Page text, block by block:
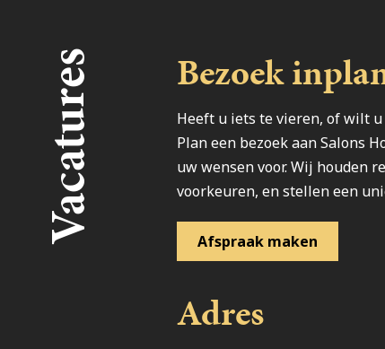
Vacatures Bezoek
Heeft u iets te vieren, of wilt
Plan een bezoek aan Salons
uw wensen voor. Wij houden
voorkeuren, en stellen een
Afspraak maken
Adres